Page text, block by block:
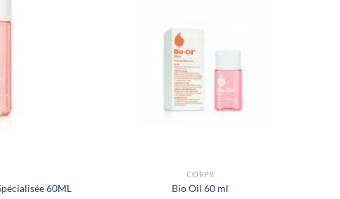
60ML
CORPS
Bio Oil 60 ml